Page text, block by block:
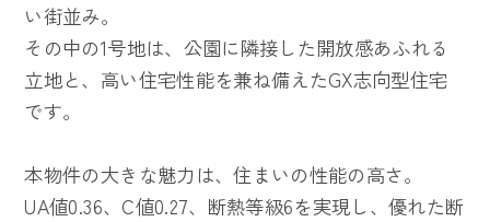
い街並み。
その中の1号地は、公園に隣接した開放感あふれる
立地と、高い住宅性能を兼ね備えたGX志向型住宅
です。
本物件の大きな魅力は、住まいの性能の高さ。
UA値0.36、C値0.27、断熱等級6を実現し、優れた断